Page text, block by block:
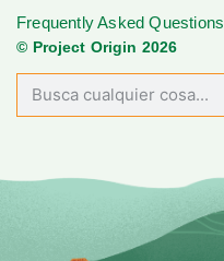
Frequently Asked Questions
© Project Origin 2026